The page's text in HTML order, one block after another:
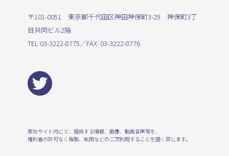
〒101-0051 東京都千代田区神田神保町3-29 神保町3丁
目共同ビル2階
TEL:03-3222-8775／FAX: 03-3222-8776
弊社サイト内にて、提供する情報、画像、動画音声等を、
権利者の許可なく複製、転用などの二次利用することを固く禁じます。